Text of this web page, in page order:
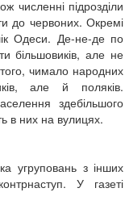
численні підрозділи
до червоних. Окремі
Одеси. Де-не-де по
більшовиків, але не
чимало народних
але й поляків.
здебільшого
в них на вулицях.
угруповань з інших
У газеті